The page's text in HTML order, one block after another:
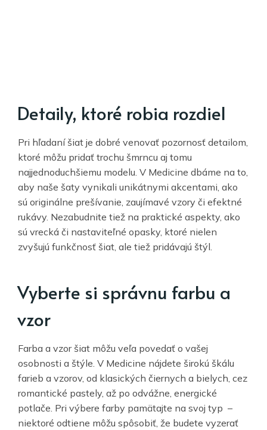
Detaily, ktoré robia rozdiel
Pri hľadaní šiat je dobré venovať pozornosť detailom,
ktoré môžu pridať trochu šmrncu aj tomu
najjednoduchšiemu modelu. V Medicine dbáme na to,
aby naše šaty vynikali unikátnymi akcentami, ako
sú originálne prešívanie, zaujímavé vzory či efektné
rukávy. Nezabudnite tiež na praktické aspekty, ako
sú vrecká či nastaviteľné opasky, ktoré nielen
zvyšujú funkčnosť šiat, ale tiež pridávajú štýl.
Vyberte si správnu farbu a
vzor
Farba a vzor šiat môžu veľa povedať o vašej
osobnosti a štýle. V Medicine nájdete širokú škálu
farieb a vzorov, od klasických čiernych a bielych, cez
romantické pastely, až po odvážne, energické
potlače. Pri výbere farby pamätajte na svoj typ –
niektoré odtiene môžu spôsobiť, že budete vyzerať